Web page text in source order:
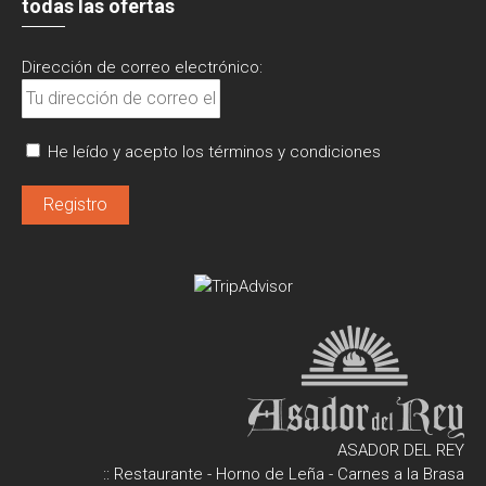
todas las ofertas
Dirección de correo electrónico:
He leído y acepto los términos y condiciones
ASADOR DEL REY
:: Restaurante - Horno de Leña - Carnes a la Brasa